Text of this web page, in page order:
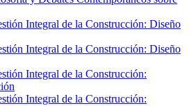
Integral de la Construcción: Diseño
Integral de la Construcción: Diseño
Integral de la Construcción:
Integral de la Construcción: